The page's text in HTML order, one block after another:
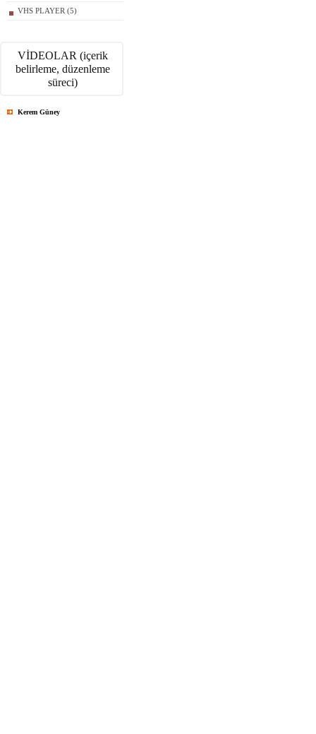
VHS PLAYER (5)
VİDEOLAR (içerik
belirleme, düzenleme
süreci)
Kerem Güney